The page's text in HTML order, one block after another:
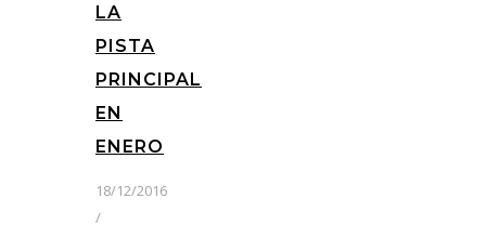
LA
PISTA
PRINCIPAL
EN
ENERO
18/12/2016
/